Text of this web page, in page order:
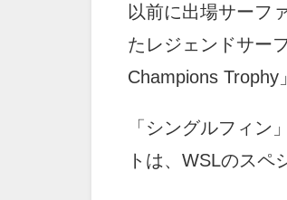
以前に出場サーフ
たレジェンドサー
Champions Trophy
「シングルフィン
トは、WSLのスペ